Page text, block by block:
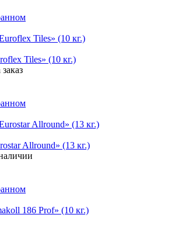
Tiles» (10 кг.)
Allround» (13 кг.)